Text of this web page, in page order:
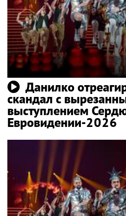
Данилко
скандал с
выступлением
Евровидении-2026